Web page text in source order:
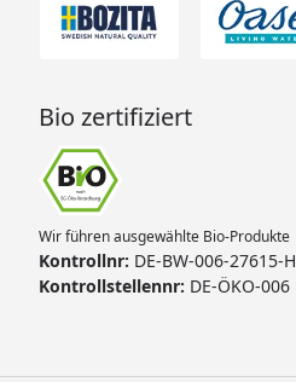
Bio zertifiziert
Wir führen ausgewählte Bio-Produkte
Kontrollnr: DE-BW-006-27615-H
Kontrollstellennr: DE-ÖKO-006